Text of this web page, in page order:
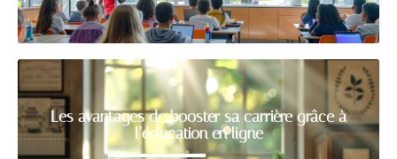
Les avantages de booster sa carrière grâce à
l’éducation en ligne